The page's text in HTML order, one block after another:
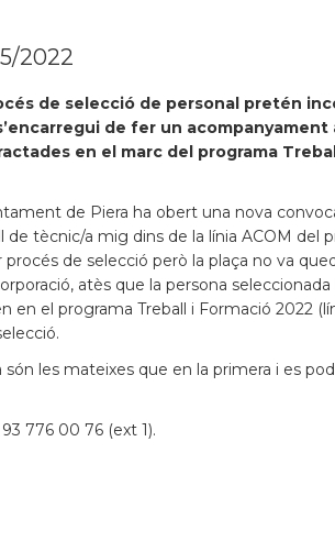
2022
de selecció de personal pretén
de fer un acompanyament
en el marc del programa
de Piera ha obert una nova
de tècnic/a mig dins de la línia ACOM del
de selecció però la plaça no va
atès que la persona
el programa Treball i Formació 2022
les mateixes que en la primera i es
776 00 76 (ext 1).